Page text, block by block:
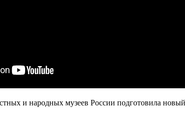
и народных музеев России подготовила